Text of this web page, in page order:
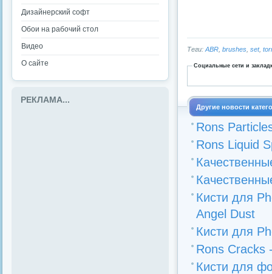
Теги: ABR brushes set,
Социальные сети и
Другие новости
Rons
Rons Liquid
Кисти для
Angel Dust
Кисти для
Rons Cracks
Кисти для
Дизайнерский софт
Обои на рабочий стол
Видео
О сайте
РЕКЛАМА...